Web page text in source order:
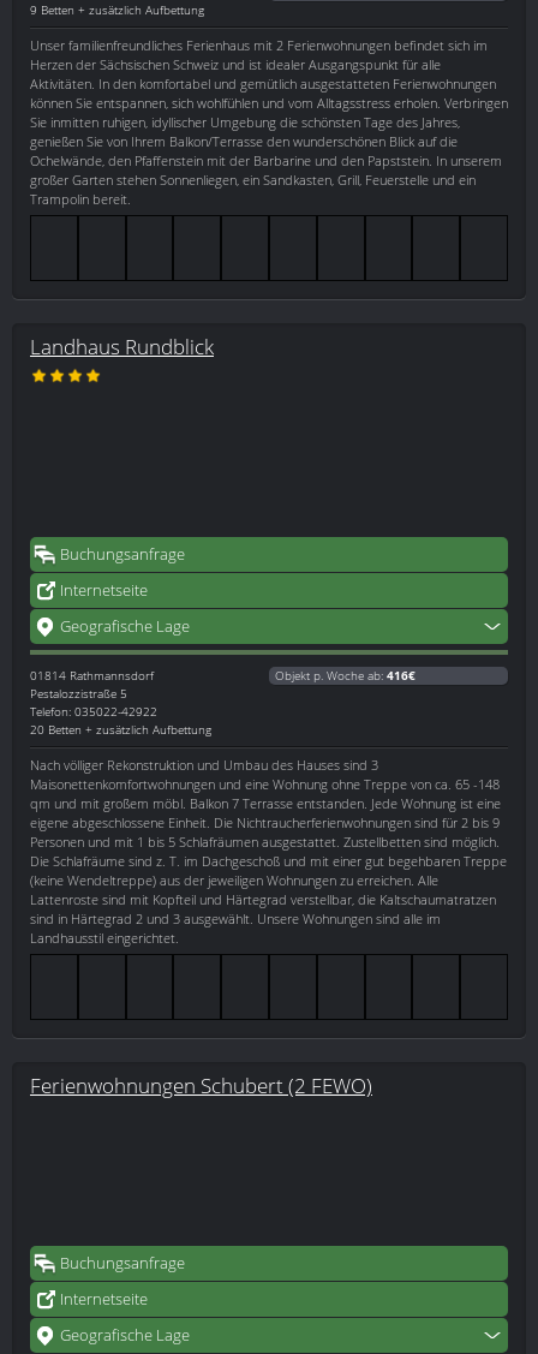
9 Betten + zusätzlich Aufbettung
Unser familienfreundliches Ferienhaus mit 2 Ferienwohnungen befindet sich im
Herzen der Sächsischen Schweiz und ist idealer Ausgangspunkt für alle
Aktivitäten. In den komfortabel und gemütlich ausgestatteten Ferienwohnungen
können Sie entspannen, sich wohlfühlen und vom Alltagsstress erholen. Verbringen
Sie inmitten ruhigen, idyllischer Umgebung die schönsten Tage des Jahres,
genießen Sie von Ihrem Balkon/Terrasse den wunderschönen Blick auf die
Ochelwände, den Pfaffenstein mit der Barbarine und den Papststein. In unserem
großer Garten stehen Sonnenliegen, ein Sandkasten, Grill, Feuerstelle und ein
Trampolin bereit.
Landhaus Rundblick
Buchungsanfrage
Internetseite
Geografische Lage
01814 Rathmannsdorf
Pestalozzistraße 5
Telefon: 035022-42922
20 Betten + zusätzlich Aufbettung
Objekt p. Woche ab: 416€
Nach völliger Rekonstruktion und Umbau des Hauses sind 3
Maisonettenkomfortwohnungen und eine Wohnung ohne Treppe von ca. 65 -148
qm und mit großem möbl. Balkon 7 Terrasse entstanden. Jede Wohnung ist eine
eigene abgeschlossene Einheit. Die Nichtraucherferienwohnungen sind für 2 bis 9
Personen und mit 1 bis 5 Schlafräumen ausgestattet. Zustellbetten sind möglich.
Die Schlafräume sind z. T. im Dachgeschoß und mit einer gut begehbaren Treppe
(keine Wendeltreppe) aus der jeweiligen Wohnungen zu erreichen. Alle
Lattenroste sind mit Kopfteil und Härtegrad verstellbar, die Kaltschaumatratzen
sind in Härtegrad 2 und 3 ausgewählt. Unsere Wohnungen sind alle im
Landhausstil eingerichtet.
Ferienwohnungen Schubert (2 FEWO)
Buchungsanfrage
Internetseite
Geografische Lage